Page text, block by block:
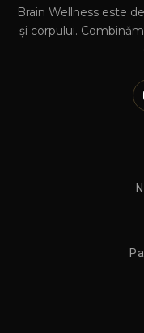
Brain Wellness este
și corpului.